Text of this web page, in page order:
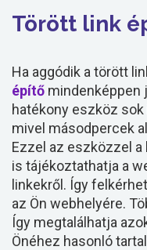
Törött link
Ha aggódik a törött
építő mindenképpen
hatékony eszköz
mivel másodpercek
Ezzel az eszközzel
is tájékoztathatja a
linkekről. Így
az Ön webhelyére.
Így megtalálhatja
Önéhez hasonló